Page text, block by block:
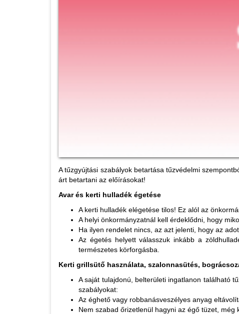
A tűzgyújtási szabályok betartása tűzvédelmi
árt betartani az előírásokat!
Avar és kerti hulladék égetése
A kerti hulladék elégetése tilos! Ez alól az
A helyi önkormányzatnál kell érdeklődni, hogy
Ha ilyen rendelet nincs, az azt jelenti, hogy az
Az égetés helyett válasszuk inkább a
természetes körforgásba.
Kerti grillsütő használata, szalonnasütés,
A saját tulajdonú, belterületi ingatlanon található
szabályokat:
Az éghető vagy robbanásveszélyes anyag
Nem szabad őrizetlenül hagyni az égő tüzet, még